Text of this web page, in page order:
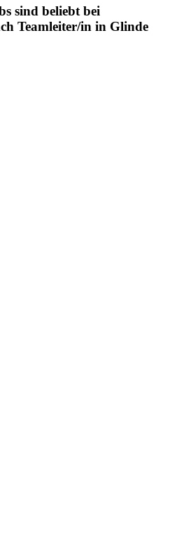
sind beliebt bei
Teamleiter/in in Glinde